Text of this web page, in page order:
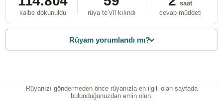
kalbe dokunuldu rüya te’vîl kılındı
saat
cevab müddeti
Rüyam yorumlandı mı?
Rüyanızı göndermeden önce rüyanızla en ilgili olan sayfada
bulunduğunuzdan emin olun.